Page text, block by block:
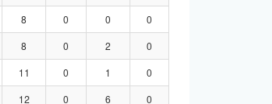
8 0 0
0
8 0 2
0
11 0 1
0
12 0 6
0